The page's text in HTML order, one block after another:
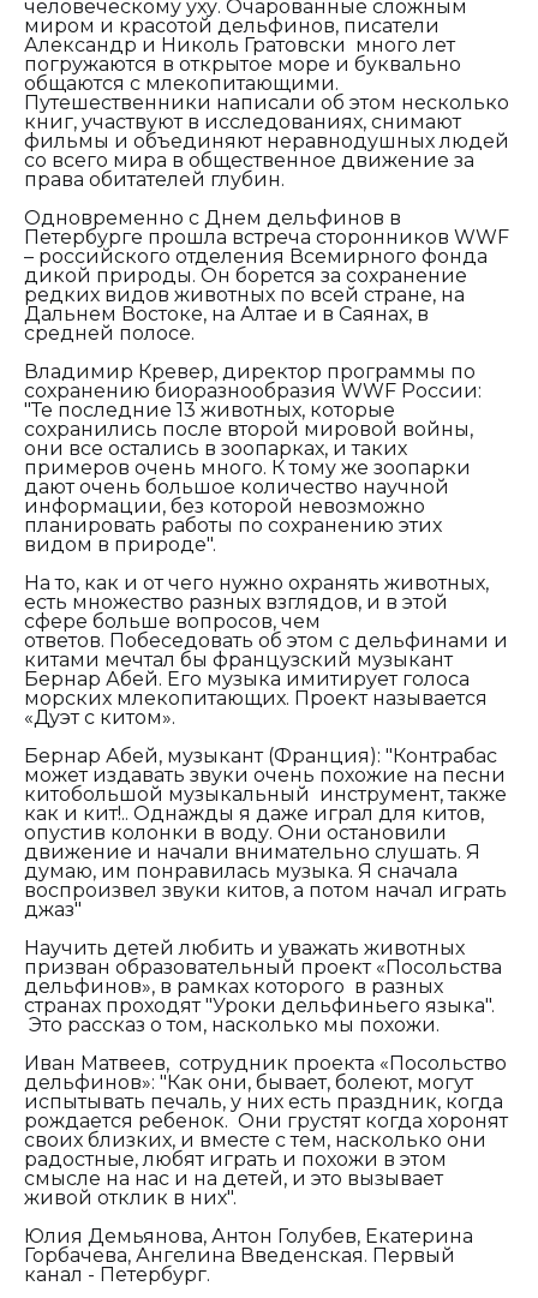
человеческому уху. Очарованные сложным
миром и красотой дельфинов, писатели
Александр и Николь Гратовски много лет
погружаются в открытое море и буквально
общаются с млекопитающими.
Путешественники написали об этом несколько
книг, участвуют в исследованиях, снимают
фильмы и объединяют неравнодушных людей
со всего мира в общественное движение за
права обитателей глубин.
Одновременно с Днем дельфинов в
Петербурге прошла встреча сторонников WWF
– российского отделения Всемирного фонда
дикой природы. Он борется за сохранение
редких видов животных по всей стране, на
Дальнем Востоке, на Алтае и в Саянах, в
средней полосе.
Владимир Кревер, директор программы по
сохранению биоразнообразия WWF России:
"Те последние 13 животных, которые
сохранились после второй мировой войны,
они все остались в зоопарках, и таких
примеров очень много. К тому же зоопарки
дают очень большое количество научной
информации, без которой невозможно
планировать работы по сохранению этих
видом в природе".
На то, как и от чего нужно охранять животных,
есть множество разных взглядов, и в этой
сфере больше вопросов, чем
ответов. Побеседовать об этом с дельфинами и
китами мечтал бы французский музыкант
Бернар Абей. Его музыка имитирует голоса
морских млекопитающих. Проект называется
«Дуэт с китом».
Бернар Абей, музыкант (Франция): "Контрабас
может издавать звуки очень похожие на песни
китобольшой музыкальный инструмент, также
как и кит!.. Однажды я даже играл для китов,
опустив колонки в воду. Они остановили
движение и начали внимательно слушать. Я
думаю, им понравилась музыка. Я сначала
воспроизвел звуки китов, а потом начал играть
джаз"
Научить детей любить и уважать животных
призван образовательный проект «Посольства
дельфинов», в рамках которого в разных
странах проходят "Уроки дельфиньего языка".
Это рассказ о том, насколько мы похожи.
Иван Матвеев, сотрудник проекта «Посольство
дельфинов»: "Как они, бывает, болеют, могут
испытывать печаль, у них есть праздник, когда
рождается ребенок. Они грустят когда хоронят
своих близких, и вместе с тем, насколько они
радостные, любят играть и похожи в этом
смысле на нас и на детей, и это вызывает
живой отклик в них".
Юлия Демьянова, Антон Голубев, Екатерина
Горбачева, Ангелина Введенская. Первый
канал - Петербург.